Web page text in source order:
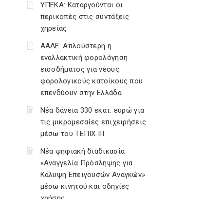
ΥΠΕΚΑ: Καταργούνται οι
περικοπές στις συντάξεις
χηρείας
ΑΑΔΕ: Απλούστερη η
εναλλακτική φορολόγηση
εισοδήματος για νέους
φορολογικούς κατοίκους που
επενδύουν στην Ελλάδα
Νέα δάνεια 330 εκατ. ευρώ για
τις μικρομεσαίες επιχειρήσεις
μέσω του ΤΕΠΙΧ ΙΙΙ
Νέα ψηφιακή διαδικασία
«Αναγγελία Πρόσληψης για
Κάλυψη Επειγουσών Αναγκών»
μέσω κινητού και οδηγίες